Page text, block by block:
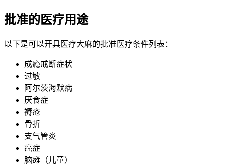
批准的医疗用途
以下是可以开具医疗大麻的批准医疗条件列表：
成瘾戒断症状
过敏
阿尔茨海默病
厌食症
褥疮
骨折
支气管炎
癌症
脑瘫（儿童）